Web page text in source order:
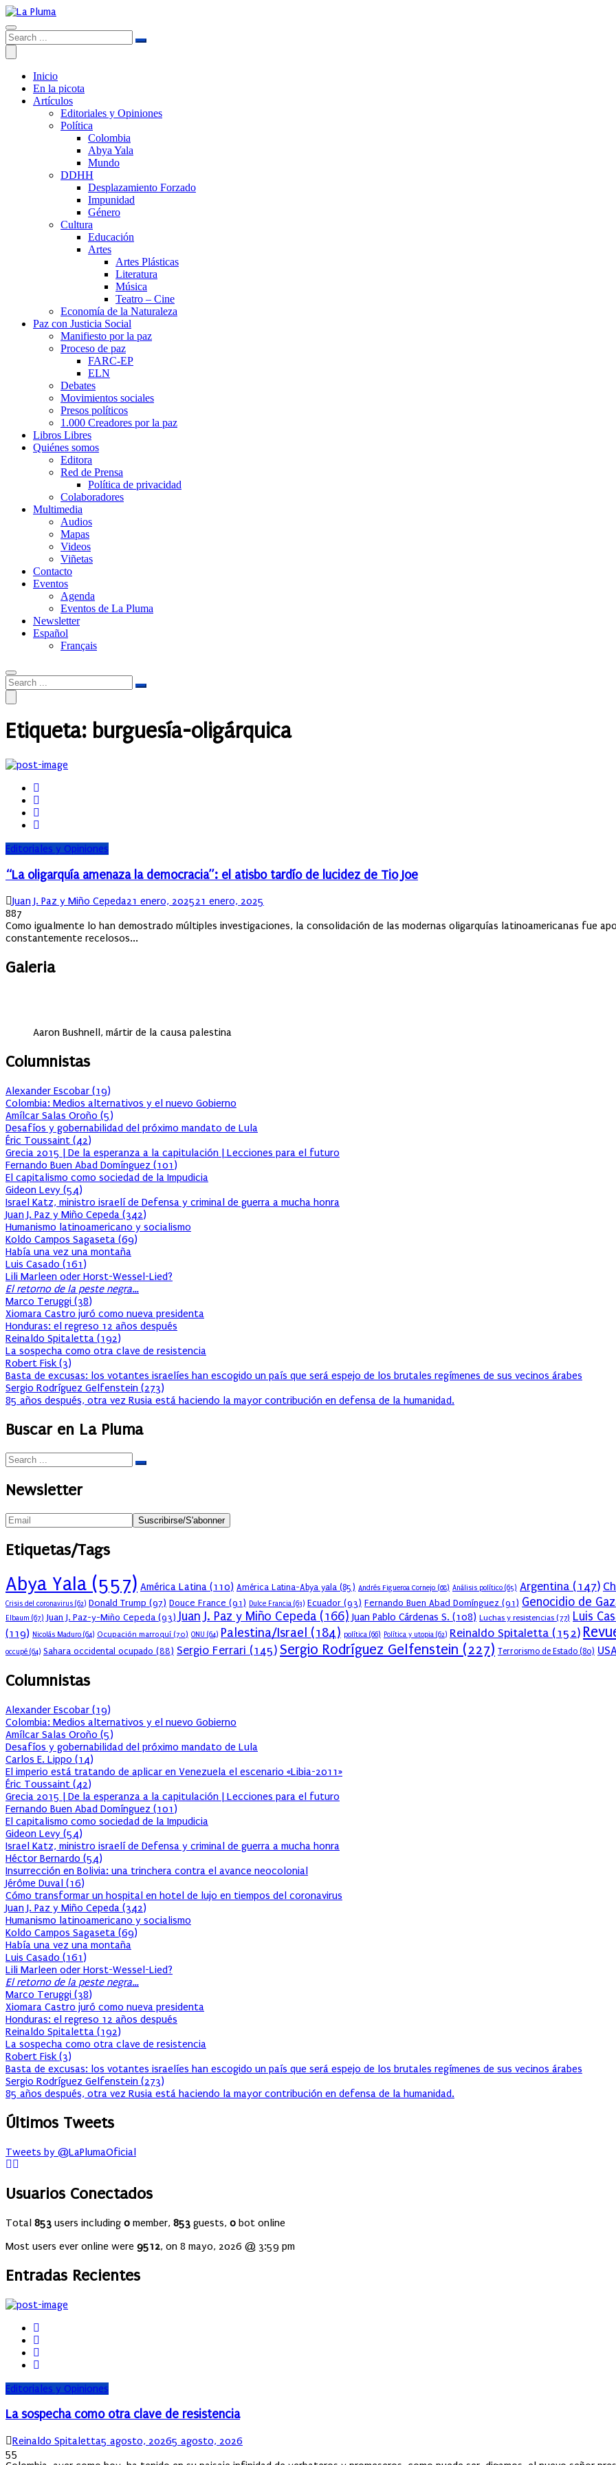
Inicio
En la picota
Artículos
Editoriales y Opiniones
Política
Colombia
Abya Yala
Mundo
DDHH
Desplazamiento Forzado
Impunidad
Género
Cultura
Educación
Artes
Artes Plásticas
Literatura
Música
Teatro – Cine
Economía de la Naturaleza
Paz con Justicia Social
Manifiesto por la paz
Proceso de paz
FARC-EP
ELN
Debates
Movimientos sociales
Presos políticos
1.000 Creadores por la paz
Libros Libres
Quiénes somos
Editora
Red de Prensa
Política de privacidad
Colaboradores
Multimedia
Audios
Mapas
Videos
Viñetas
Contacto
Eventos
Agenda
Eventos de La Pluma
Newsletter
Español
Français
Etiqueta: burguesía-oligárquica
Editoriales y Opiniones
“La oligarquía amenaza la democracia”: el atisbo tardío de lucidez de Tio Joe
Author
Juan J. Paz y Miño CepedaPosted
21 enero, 202521 enero, 2025
887
Como igualmente lo han demostrado múltiples investigaciones, la consolidación de las modernas oligarquías latinoamericanas fue
constantemente recelosos...
Galeria
Aaron Bushnell, mártir de la causa palestina
Columnistas
Alexander Escobar (19)
Colombia: Medios alternativos y el nuevo Gobierno
Amílcar Salas Oroño (5)
Desafíos y gobernabilidad del próximo mandato de Lula
Éric Toussaint (42)
Grecia 2015 | De la esperanza a la capitulación | Lecciones para el futuro
Fernando Buen Abad Domínguez (101)
El capitalismo como sociedad de la Impudicia
Gideon Levy (54)
Israel Katz, ministro israelí de Defensa y criminal de guerra a mucha honra
Juan J. Paz y Miño Cepeda (342)
Humanismo latinoamericano y socialismo
Koldo Campos Sagaseta (69)
Había una vez una montaña
Luis Casado (161)
Lili Marleen oder Horst-Wessel-Lied?
El retorno de la peste negra…
Marco Teruggi (38)
Xiomara Castro juró como nueva presidenta
Honduras: el regreso 12 años después
Reinaldo Spitaletta (192)
La sospecha como otra clave de resistencia
Robert Fisk (3)
Basta de excusas: los votantes israelíes han escogido un país que será espejo de los brutales regímenes de sus vecinos árabes
Sergio Rodríguez Gelfenstein (273)
85 años después, otra vez Rusia está haciendo la mayor contribución en defensa de la humanidad.
Buscar en La Pluma
Newsletter
Etiquetas/Tags
Abya Yala (557) América Latina (110) América Latina-Abya yala (85) Andrés Figueroa Cornejo (68) Análisis político (65) Argentina (147)
Crisis del coronavirus (62) Donald Trump (97) Douce France (91) Dulce Francia (63) Ecuador (93) Fernando Buen Abad Domínguez (91) Genocidio de
Elbaum (67) Juan J. Paz-y-Miño Cepeda (93) Juan J. Paz y Miño Cepeda (166) Juan Pablo Cárdenas S. (108) Luchas y resistencias (77) Luis
(119) Nicolás Maduro (64) Ocupación marroquí (70) ONU (64) Palestina/Israel (184) política (66) Política y utopia (62) Reinaldo Spitaletta (152)
occupé (64) Sahara occidental ocupado (88) Sergio Ferrari (145) Sergio Rodríguez Gelfenstein (227) Terrorismo de Estado (80)
Columnistas
Alexander Escobar (19)
Colombia: Medios alternativos y el nuevo Gobierno
Amílcar Salas Oroño (5)
Desafíos y gobernabilidad del próximo mandato de Lula
Carlos E. Lippo (14)
El imperio está tratando de aplicar en Venezuela el escenario «Libia-2011»
Éric Toussaint (42)
Grecia 2015 | De la esperanza a la capitulación | Lecciones para el futuro
Fernando Buen Abad Domínguez (101)
El capitalismo como sociedad de la Impudicia
Gideon Levy (54)
Israel Katz, ministro israelí de Defensa y criminal de guerra a mucha honra
Héctor Bernardo (54)
Insurrección en Bolivia: una trinchera contra el avance neocolonial
Jérôme Duval (16)
Cómo transformar un hospital en hotel de lujo en tiempos del coronavirus
Juan J. Paz y Miño Cepeda (342)
Humanismo latinoamericano y socialismo
Koldo Campos Sagaseta (69)
Había una vez una montaña
Luis Casado (161)
Lili Marleen oder Horst-Wessel-Lied?
El retorno de la peste negra…
Marco Teruggi (38)
Xiomara Castro juró como nueva presidenta
Honduras: el regreso 12 años después
Reinaldo Spitaletta (192)
La sospecha como otra clave de resistencia
Robert Fisk (3)
Basta de excusas: los votantes israelíes han escogido un país que será espejo de los brutales regímenes de sus vecinos árabes
Sergio Rodríguez Gelfenstein (273)
85 años después, otra vez Rusia está haciendo la mayor contribución en defensa de la humanidad.
Últimos Tweets
Tweets by @LaPlumaOficial
Usuarios Conectados
Total 853 users including 0 member, 853 guests, 0 bot online
Most users ever online were 9512, on 8 mayo, 2026 @ 3:59 pm
Entradas Recientes
Editoriales y Opiniones
La sospecha como otra clave de resistencia
Author
Reinaldo SpitalettaPosted
5 agosto, 20265 agosto, 2026
55